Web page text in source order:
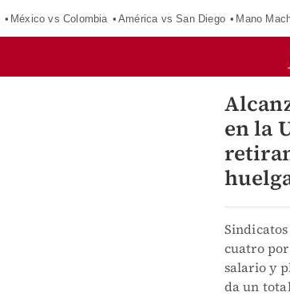
México vs Colombia América vs San Diego Mano
en la
cuatro
salario y
da un